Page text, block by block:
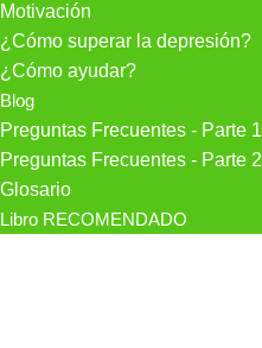
Motivación
¿Cómo superar la depresión?
¿Cómo ayudar?
Blog
Preguntas Frecuentes - Parte 1
Preguntas Frecuentes - Parte 2
Glosario
Libro RECOMENDADO